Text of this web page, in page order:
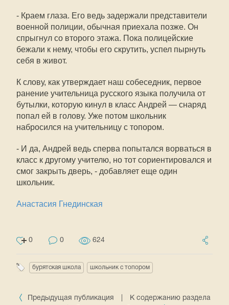
- Краем глаза. Его ведь задержали представители
военной полиции, обычная приехала позже. Он
спрыгнул со второго этажа. Пока полицейские
бежали к нему, чтобы его скрутить, успел пырнуть
себя в живот.
К слову, как утверждает наш собеседник, первое
ранение учительница русского языка получила от
бутылки, которую кинул в класс Андрей — снаряд
попал ей в голову. Уже потом школьник
набросился на учительницу с топором.
- И да, Андрей ведь сперва попытался ворваться в
класс к другому учителю, но тот сориентировался и
смог закрыть дверь, - добавляет еще один
школьник.
Анастасия Гнединская
0 0 624
бурятская школа школьник с топором
Предыдущая публикация
К содержанию раздела